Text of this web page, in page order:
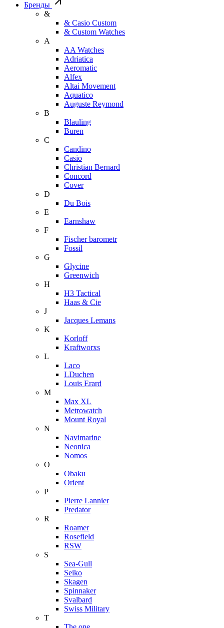
Бренды
&
& Casio Custom
& Custom Watches
A
AA Watches
Adriatica
Aeromatic
Alfex
Altai Movement
Aquatico
Auguste Reymond
B
Blauling
Buren
C
Candino
Casio
Christian Bernard
Concord
Cover
D
Du Bois
E
Earnshaw
F
Fischer barometr
Fossil
G
Glycine
Greenwich
H
H3 Tactical
Haas & Cie
J
Jacques Lemans
K
Korloff
Kraftworxs
L
Laco
LDuchen
Louis Erard
M
Max XL
Metrowatch
Mount Royal
N
Navimarine
Neonica
Nomos
O
Obaku
Orient
P
Pierre Lannier
Predator
R
Roamer
Rosefield
RSW
S
Sea-Gull
Seiko
Skagen
Spinnaker
Svalbard
Swiss Military
T